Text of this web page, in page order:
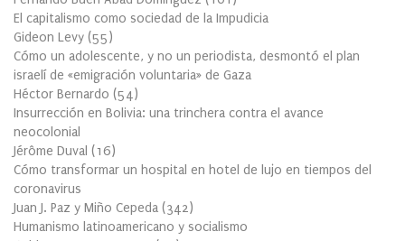
El capitalismo como sociedad de la Impudicia
Gideon Levy (55)
Cómo un adolescente, y no un periodista, desmontó el plan
israelí de «emigración voluntaria» de Gaza
Héctor Bernardo (54)
Insurrección en Bolivia: una trinchera contra el avance
neocolonial
Jérôme Duval (16)
Cómo transformar un hospital en hotel de lujo en tiempos del
coronavirus
Juan J. Paz y Miño Cepeda (342)
Humanismo latinoamericano y socialismo